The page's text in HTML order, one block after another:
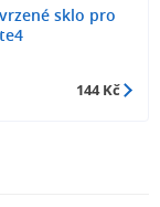
sklo pro
144 Kč